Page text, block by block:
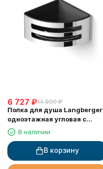
6 727 ₽14 800 ₽
Полка для душа Langberger
одноэтажная угловая с
пластиком 75660
В наличии
В корзину